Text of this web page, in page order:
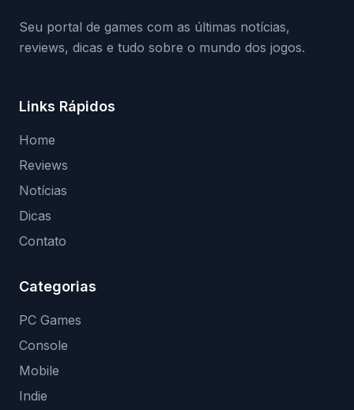
Seu portal de games com as últimas notícias,
reviews, dicas e tudo sobre o mundo dos jogos.
Links Rápidos
Home
Reviews
Notícias
Dicas
Contato
Categorias
PC Games
Console
Mobile
Indie